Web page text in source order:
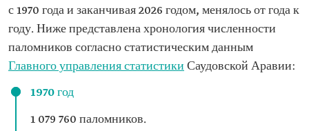
с 1970 года и заканчивая 2026 годом, менялось от года к
году. Ниже представлена хронология численности
паломников согласно статистическим данным
Главного управления статистики Саудовской Аравии:
1970 год
1 079 760 паломников.